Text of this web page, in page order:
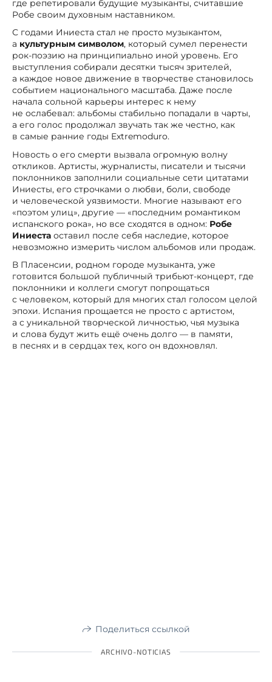
где репетировали будущие музыканты, считавшие
Робе своим духовным наставником.
С годами Иниеста стал не просто музыкантом,
а культурным символом, который сумел перенести
рок-поэзию на принципиально иной уровень. Его
выступления собирали десятки тысяч зрителей,
а каждое новое движение в творчестве становилось
событием национального масштаба. Даже после
начала сольной карьеры интерес к нему
не ослабевал: альбомы стабильно попадали в чарты,
а его голос продолжал звучать так же честно, как
в самые ранние годы Extremoduro.
Новость о его смерти вызвала огромную волну
откликов. Артисты, журналисты, писатели и тысячи
поклонников заполнили социальные сети цитатами
Иниесты, его строчками о любви, боли, свободе
и человеческой уязвимости. Многие называют его
«поэтом улиц», другие — «последним романтиком
испанского рока», но все сходятся в одном: Робе
Иниеста оставил после себя наследие, которое
невозможно измерить числом альбомов или продаж.
В Пласенсии, родном городе музыканта, уже
готовится большой публичный трибьют-концерт, где
поклонники и коллеги смогут попрощаться
с человеком, который для многих стал голосом целой
эпохи. Испания прощается не просто с артистом,
а с уникальной творческой личностью, чья музыка
и слова будут жить ещё очень долго — в памяти,
в песнях и в сердцах тех, кого он вдохновлял.
Поделиться ссылкой
ARCHIVO-NOTICIAS